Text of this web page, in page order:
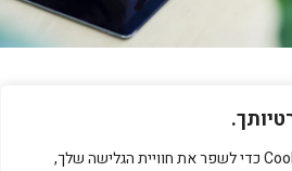
אנו משתמשים בקובצי Cookie כדי לשפר את חוויית הגלישה שלך,
ללקוחותינו: